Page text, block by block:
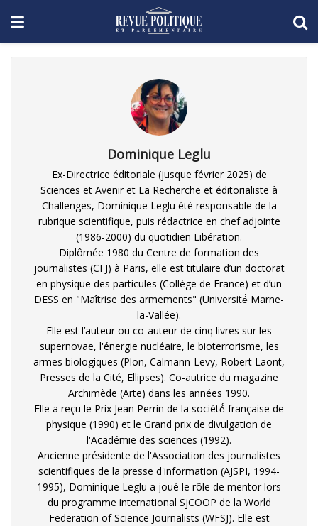
Dominique Leglu
Ex-Directrice éditoriale (jusque février 2025) de
Sciences et Avenir et La Recherche et éditorialiste à
Challenges, Dominique Leglu été responsable de la
rubrique scientifique, puis rédactrice en chef adjointe
(1986-2000) du quotidien Libération.
Diplômée 1980 du Centre de formation des
journalistes (CFJ) à Paris, elle est titulaire d’un doctorat
en physique des particules (Collège de France) et d’un
DESS en "Maîtrise des armements" (Université́ Marne-
la-Vallée).
Elle est l’auteur ou co-auteur de cinq livres sur les
supernovae, l'énergie nucléaire, le bioterrorisme, les
armes biologiques (Plon, Calmann-Levy, Robert Laont,
Presses de la Cité, Ellipses). Co-autrice du magazine
Archimède (Arte) dans les années 1990.
Elle a reçu le Prix Jean Perrin de la société́ française de
physique (1990) et le Grand prix de divulgation de
l'Académie des sciences (1992).
Ancienne présidente de l'Association des journalistes
scientifiques de la presse d'information (AJSPI, 1994-
1995), Dominique Leglu a joué le rôle de mentor lors
du programme international SjCOOP de la World
Federation of Science Journalists (WFSJ). Elle est